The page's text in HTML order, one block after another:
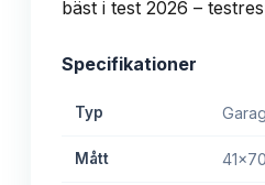
Specifikationer
Typ
Mått